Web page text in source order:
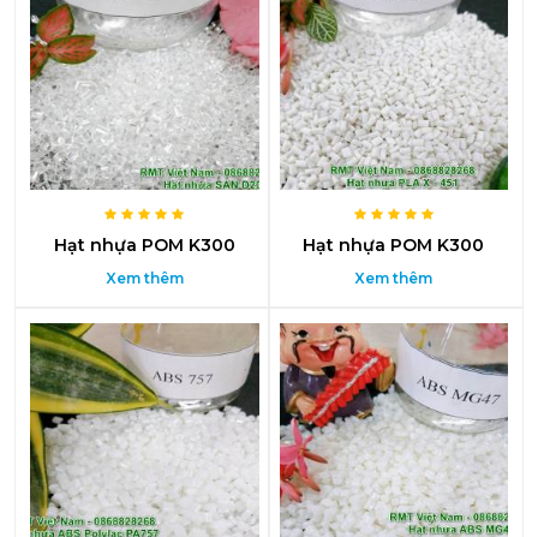
Hạt nhựa POM K300
Xem thêm
Hạt nhựa POM K300
Xem thêm